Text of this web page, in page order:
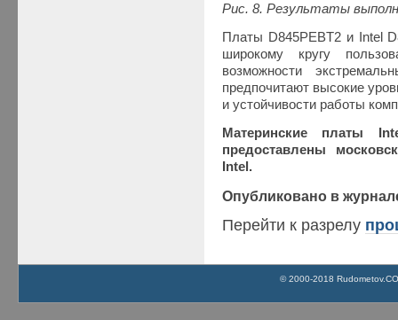
Рис. 8. Результаты
Платы D845PEBT2 и Intel
широкому кругу
возможности
предпочитают высокие
и устойчивости работы
Материнские платы
предоставлены
Intel.
Опубликовано в
Перейти к разрелу
© 2000-2018